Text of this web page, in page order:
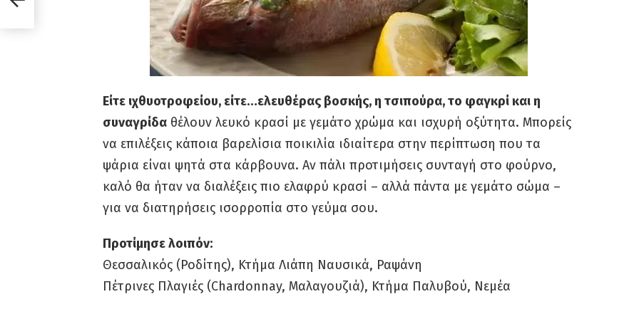
Είτε ιχθυοτροφείου, είτε…ελευθέρας βοσκής, η τσιπούρα, το φαγκρί και η
συναγρίδα θέλουν λευκό κρασί με γεμάτο χρώμα και ισχυρή οξύτητα. Μπορείς
να επιλέξεις κάποια βαρελίσια ποικιλία ιδιαίτερα στην περίπτωση που τα
ψάρια είναι ψητά στα κάρβουνα. Αν πάλι προτιμήσεις συνταγή στο φούρνο,
καλό θα ήταν να διαλέξεις πιο ελαφρύ κρασί – αλλά πάντα με γεμάτο σώμα –
για να διατηρήσεις ισορροπία στο γεύμα σου.
Προτίμησε λοιπόν:
Θεσσαλικός (Ροδίτης), Κτήμα Λιάπη Ναυσικά, Ραψάνη
Πέτρινες Πλαγιές (Chardonnay, Μαλαγουζιά), Κτήμα Παλυβού, Νεμέα